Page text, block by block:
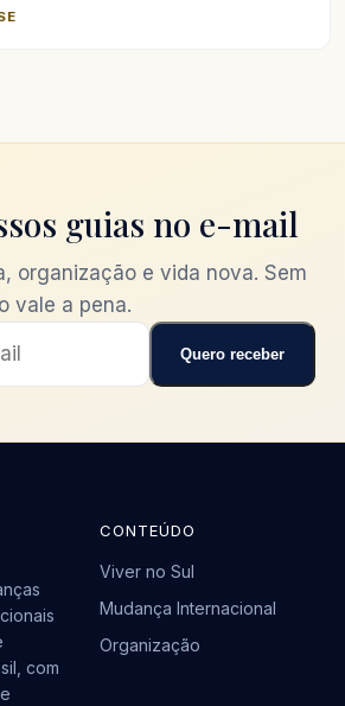
guias no e-mail
organização e vida nova. Sem
vale a pena.
Quero receber
com
CONTEÚDO
Viver no Sul
Mudança Internacional
Organização